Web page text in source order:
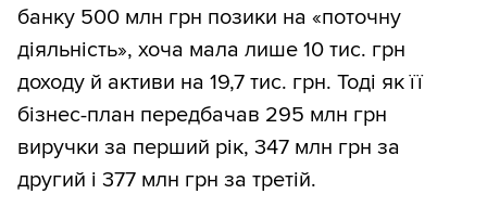
банку 500 млн грн позики на «поточну
діяльність», хоча мала лише 10 тис. грн
доходу й активи на 19,7 тис. грн. Тоді як її
бізнес-план передбачав 295 млн грн
виручки за перший рік, 347 млн грн за
другий і 377 млн грн за третій.